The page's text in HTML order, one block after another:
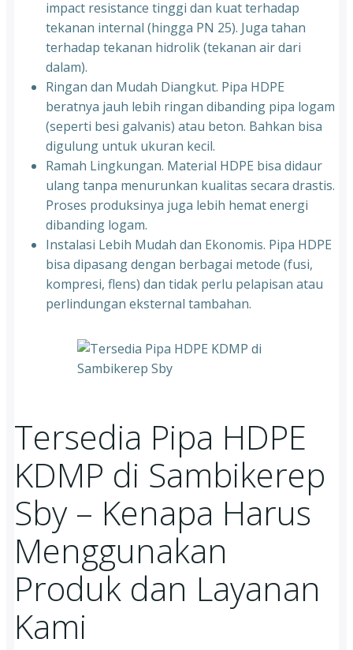
impact resistance tinggi dan kuat terhadap
tekanan internal (hingga PN 25). Juga tahan
terhadap tekanan hidrolik (tekanan air dari
dalam).
Ringan dan Mudah Diangkut. Pipa HDPE
beratnya jauh lebih ringan dibanding pipa logam
(seperti besi galvanis) atau beton. Bahkan bisa
digulung untuk ukuran kecil.
Ramah Lingkungan. Material HDPE bisa didaur
ulang tanpa menurunkan kualitas secara drastis.
Proses produksinya juga lebih hemat energi
dibanding logam.
Instalasi Lebih Mudah dan Ekonomis. Pipa HDPE
bisa dipasang dengan berbagai metode (fusi,
kompresi, flens) dan tidak perlu pelapisan atau
perlindungan eksternal tambahan.
Tersedia Pipa HDPE
KDMP di Sambikerep
Sby – Kenapa Harus
Menggunakan
Produk dan Layanan
Kami